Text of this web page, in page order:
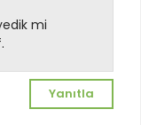
mi
Yanıtla